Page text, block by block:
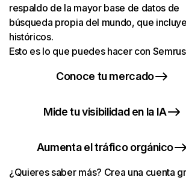
respaldo de la mayor base de datos de
búsqueda propia del mundo, que
históricos.
Esto es lo que puedes hacer con
Conoce tu mercado
Mide tu visibilidad en la IA
Aumenta el tráfico orgánico
¿Quieres saber más? Crea una cuenta